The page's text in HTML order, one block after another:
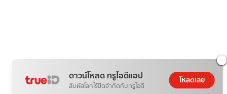
ดาวน์โหลด ทรูไอดีแอป
สัมผัสโลกไร้ขีดจำกัดกับทรูไอดี
โหลดเลย